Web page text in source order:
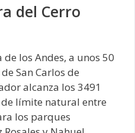
del Cerro
los Andes, a unos 50
San Carlos de
alcanza los 3491
límite natural entre
los parques